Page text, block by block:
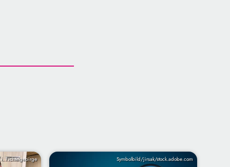
i. Fichtelgebirge Symbolbild/jirsak/stock.adobe.com